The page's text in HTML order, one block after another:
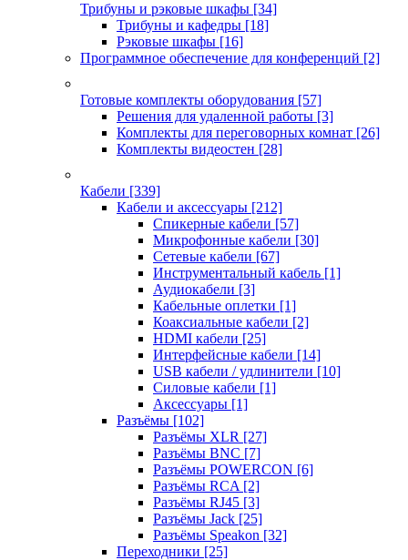
Трибуны и рэковые шкафы [34]
Трибуны и кафедры [18]
Рэковые шкафы [16]
Программное обеспечение для конференций [2]
Готовые комплекты оборудования [57]
Решения для удаленной работы [3]
Комплекты для переговорных комнат [26]
Комплекты видеостен [28]
Кабели [339]
Кабели и аксессуары [212]
Спикерные кабели [57]
Микрофонные кабели [30]
Сетевые кабели [67]
Инструментальный кабель [1]
Аудиокабели [3]
Кабельные оплетки [1]
Коаксиальные кабели [2]
HDMI кабели [25]
Интерфейсные кабели [14]
USB кабели / удлинители [10]
Силовые кабели [1]
Аксессуары [1]
Разъёмы [102]
Разъёмы XLR [27]
Разъёмы BNC [7]
Разъёмы POWERCON [6]
Разъёмы RCA [2]
Разъёмы RJ45 [3]
Разъёмы Jack [25]
Разъёмы Speakon [32]
Переходники [25]